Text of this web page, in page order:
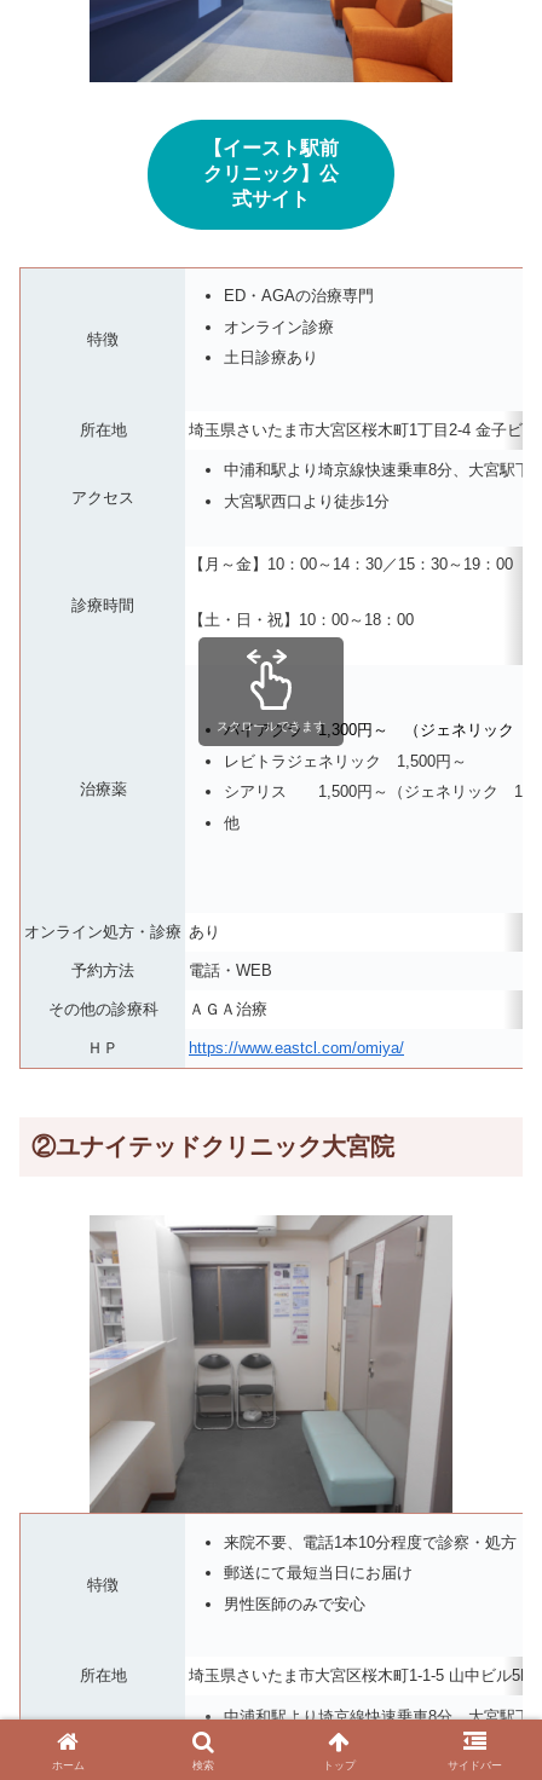
【イースト駅前
クリニック】公
式サイト
特徴
ED・AGAの治療専門
オンライン診療
土日診療あり
所在地 埼玉県さいたま市大宮区桜木町1丁目2-4 金子ビ
アクセス
中浦和駅より埼京線快速乗車8分、大宮駅下
大宮駅西口より徒歩1分
診療時間
【月～金】10：00～14：30／15：30～19：00
【土・日・祝】10：00～18：00
治療薬
バイアグラ 1,300円～ （ジェネリック
レビトラジェネリック 1,500円～
シアリス 1,500円～（ジェネリック
他
オンライン処方・診療 あり
予約方法 電話・WEB
その他の診療科 ＡＧＡ治療
ＨＰ https://www.eastcl.com/omiya/
スクロールできます
②ユナイテッドクリニック大宮院
特徴
来院不要、電話1本10分程度で診察・処方
郵送にて最短当日にお届け
男性医師のみで安心
所在地 埼玉県さいたま市大宮区桜木町1-1-5 山中ビル
アクセス
中浦和駅より埼京線快速乗車8分、大宮駅下
大宮駅西口より徒歩1分
ホーム 検索 トップ サイドバー